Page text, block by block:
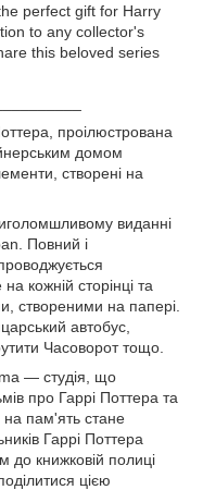
perfect gift for Harry
to any collector's
this beloved series
проілюстрована
домом
створені на
виданні
Повний і
кожній сторінці та
створеними на папері.
автобус,
Часоворот тощо.
— студія, що
про Гаррі Поттера та
на пам'ять стане
Гаррі Поттера
до книжковій полиці
цією